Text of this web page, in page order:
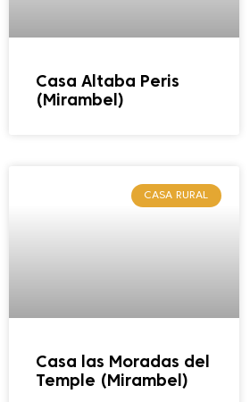
Casa Altaba Peris
(Mirambel)
CASA RURAL
Casa las Moradas del
Temple (Mirambel)